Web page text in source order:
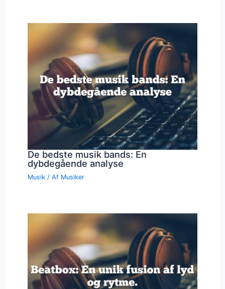
De bedste musik bands: En
dybdegående analyse
Musik / Af Musiker